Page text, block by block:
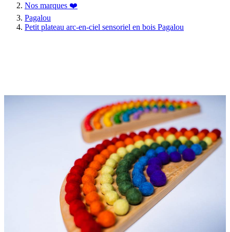
Nos marques ❤️
Pagalou
Petit plateau arc-en-ciel sensoriel en bois Pagalou